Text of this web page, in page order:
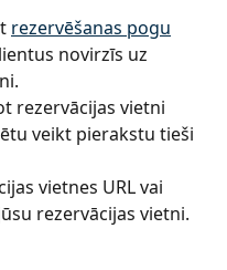
rezervēšanas pogu
novirzīs uz
rezervācijas vietni
veikt pierakstu tieši
vietnes URL vai
rezervācijas vietni.